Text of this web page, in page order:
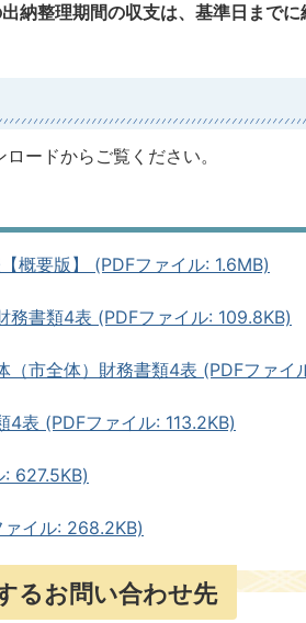
納整理期間の収支は、基準日までに
ードからご覧ください。
概要版】 (PDFファイル: 1.6MB)
務書類4表 (PDFファイル: 109.8KB)
市全体）財務書類4表 (PDFファイ
表 (PDFファイル: 113.2KB)
627.5KB)
イル: 268.2KB)
るお問い合わせ先